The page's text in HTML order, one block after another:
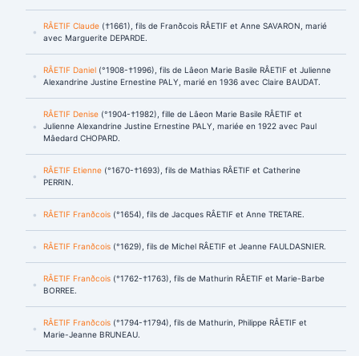
RÂETIF Claude (†1661), fils de Franðcois RÂETIF et Anne SAVARON, marié
avec Marguerite DEPARDE.
RÂETIF Daniel (°1908-†1996), fils de Lâeon Marie Basile RÂETIF et Julienne
Alexandrine Justine Ernestine PALY, marié en 1936 avec Claire BAUDAT.
RÂETIF Denise (°1904-†1982), fille de Lâeon Marie Basile RÂETIF et
Julienne Alexandrine Justine Ernestine PALY, mariée en 1922 avec Paul
Mâedard CHOPARD.
RÂETIF Etienne (°1670-†1693), fils de Mathias RÂETIF et Catherine
PERRIN.
RÂETIF Franðcois (°1654), fils de Jacques RÂETIF et Anne TRETARE.
RÂETIF Franðcois (°1629), fils de Michel RÂETIF et Jeanne FAULDASNIER.
RÂETIF Franðcois (°1762-†1763), fils de Mathurin RÂETIF et Marie-Barbe
BORREE.
RÂETIF Franðcois (°1794-†1794), fils de Mathurin, Philippe RÂETIF et
Marie-Jeanne BRUNEAU.